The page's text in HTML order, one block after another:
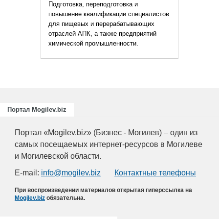
Подготовка, переподготовка и
повышение квалификации специалистов
для пищевых и перерабатывающих
отраслей АПК, а также предприятий
химической промышленности.
Портал Mogilev.biz
Портал «Mogilev.biz» (Бизнес - Могилев) – один из
самых посещаемых интернет-ресурсов в Могилеве
и Могилевской области.
E-mail: info@mogilev.biz Контактные телефоны
При воспроизведении материалов открытая гиперссылка на
Mogilev.biz обязательна.